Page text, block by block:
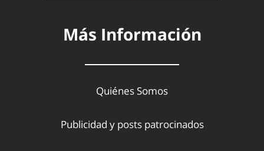
Más Información
Quiénes Somos
Publicidad y posts patrocinados